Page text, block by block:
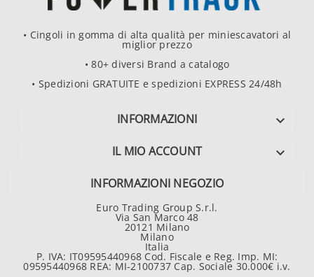
• Cingoli in gomma di alta qualità per miniescavatori al
miglior prezzo
• 80+ diversi Brand a catalogo
• Spedizioni GRATUITE e spedizioni EXPRESS 24/48h
INFORMAZIONI 
IL MIO ACCOUNT 
INFORMAZIONI NEGOZIO
Euro Trading Group S.r.l.
Via San Marco 48
20121 Milano
Milano
Italia
P. IVA: IT09595440968 Cod. Fiscale e Reg. Imp. MI:
09595440968 REA: MI-2100737 Cap. Sociale 30.000€ i.v.